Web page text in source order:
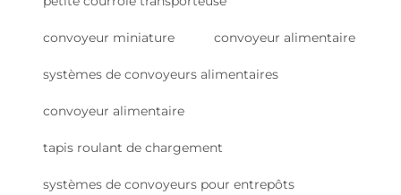
convoyeur miniature convoyeur alimentaire
systèmes de convoyeurs alimentaires
convoyeur alimentaire
tapis roulant de chargement
systèmes de convoyeurs pour entrepôts